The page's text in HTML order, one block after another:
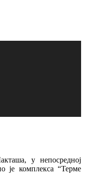
у непосредној
је комплекса “Терме